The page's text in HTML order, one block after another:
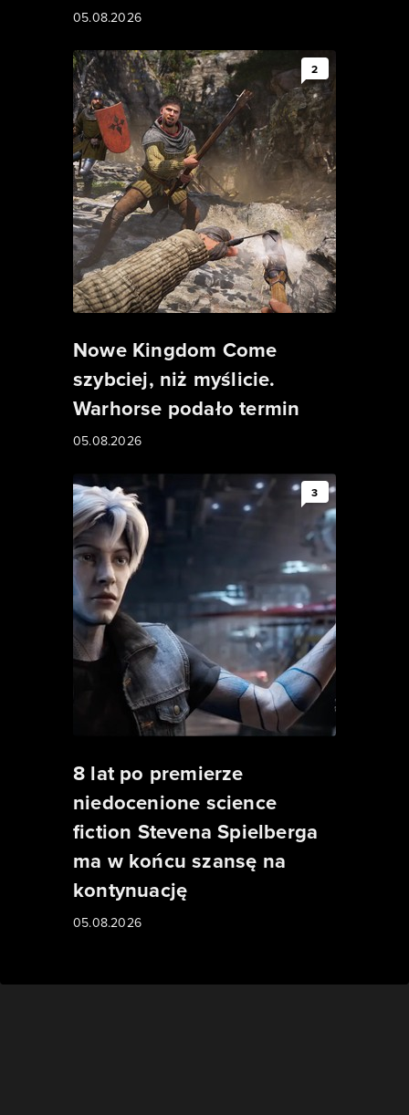
05.08.2026
2
Nowe Kingdom Come
szybciej, niż myślicie.
Warhorse podało termin
05.08.2026
3
8 lat po premierze
niedocenione science
fiction Stevena Spielberga
ma w końcu szansę na
kontynuację
05.08.2026